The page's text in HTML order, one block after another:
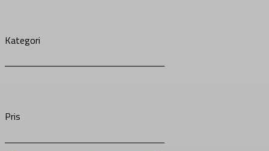
Kategori
Pris